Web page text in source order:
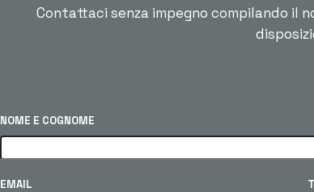
Contattaci senza impegno compilando il
NOME E COGNOME
EMAIL